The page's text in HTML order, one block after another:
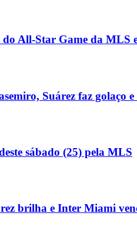
do All-Star Game da MLS
Suárez faz
sábado (25) pela MLS
brilha e Inter Miami